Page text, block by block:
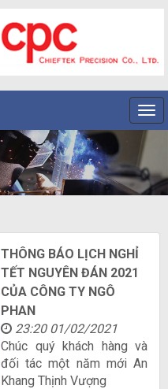
THÔNG BÁO LỊCH NGHỈ
TẾT NGUYÊN ĐÁN 2021
CỦA CÔNG TY NGÔ
PHAN
23:20 01/02/2021
Chúc quý khách hàng và
đối tác một năm mới An
Khang Thịnh Vượng